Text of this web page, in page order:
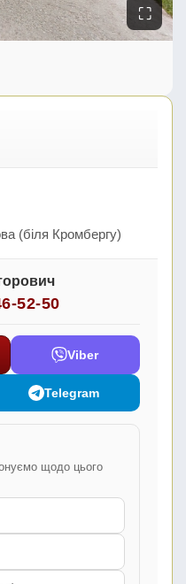
⛶
(біля Кромбергу)
52-50
Viber
Telegram
щодо цього